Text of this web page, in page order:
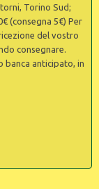
Torino Sud;
(consegna 5€) Per
del vostro
consegnare.
banca anticipato, in